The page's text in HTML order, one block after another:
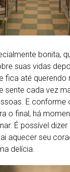
bonita,
suas vidas
fica até querendo
sente cada vez
E conforme
o final, há
É possível
aquecer seu
delícia.